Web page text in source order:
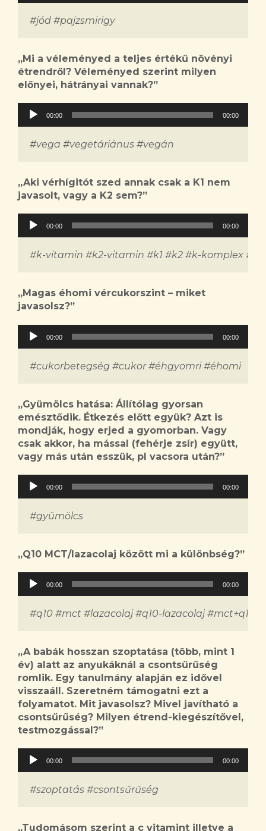
„Mi a véleményed a teljes értékű növényi
étrendről? Véleményed szerint milyen
előnyei, hátrányai vannak?”
Audió
lejátszó
00:00 00:00
#vega #vegetáriánus #vegán
„Aki vérhígitót szed annak csak a K1 nem
javasolt, vagy a K2 sem?”
Audió
lejátszó
00:00 00:00
#k-vitamin #k2-vitamin #k1 #k2 #k-komplex
„Magas éhomi vércukorszint – miket
javasolsz?”
Audió
lejátszó
00:00 00:00
#cukorbetegség #cukor #éhgyomri #éhomi
„Gyümölcs hatása: Állítólag gyorsan
emésztődik. Étkezés előtt együk? Azt is
mondják, hogy erjed a gyomorban. Vagy
csak akkor, ha mással (fehérje zsír) együtt,
vagy más után esszük, pl vacsora után?”
Audió
lejátszó
00:00 00:00
#gyümölcs
„Q10 MCT/lazacolaj között mi a különbség?”
Audió
lejátszó
00:00 00:00
#q10 #mct #lazacolaj #q10-lazacolaj #mct+q10
„A babák hosszan szoptatása (több, mint 1
év) alatt az anyukáknál a csontsűrűség
romlik. Egy tanulmány alapján ez idővel
visszaáll. Szeretném támogatni ezt a
folyamatot. Mit javasolsz? Mivel javítható a
csontsűrűség? Milyen étrend-kiegészítővel,
testmozgással?”
Audió
lejátszó
00:00 00:00
#szoptatás #csontsűrűség
„Tudomásom szerint a c vitamint illetve a